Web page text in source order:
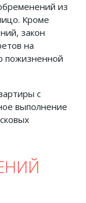
из
Кроме
закон
на
пожизненной
с
выполнение